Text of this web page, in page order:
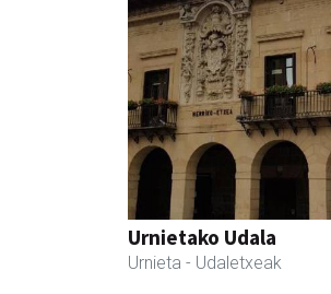
Urnietako Udala
Urnieta - Udaletxeak